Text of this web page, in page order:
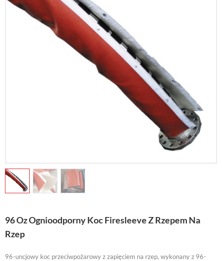
96 Oz Ognioodporny Koc Firesleeve Z Rzepem Na
Rzep
96-uncjowy koc przeciwpożarowy z zapięciem na rzep, wykonany z 96-